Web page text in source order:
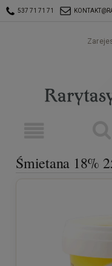
537 71 71 71
Śmietana 18%